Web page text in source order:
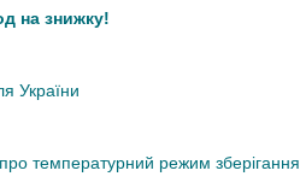
на знижку!
України
температурний режим зберігання